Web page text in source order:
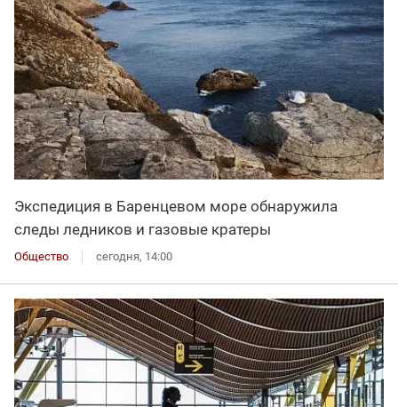
Экспедиция в Баренцевом море обнаружила
следы ледников и газовые кратеры
Общество сегодня, 14:00